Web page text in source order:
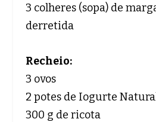
3 colheres (sopa) de
derretida
Recheio:
3 ovos
2 potes de Iogurte
300 g de ricota